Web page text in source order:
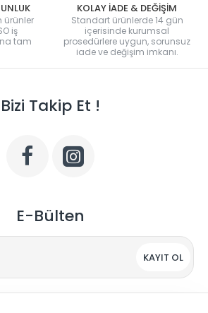
ürünler
iş
tam
KOLAY İADE & DEĞİŞİM
Standart ürünlerde 14 gün
içerisinde kurumsal
prosedürlere uygun, sorunsuz
iade ve değişim imkanı.
Bizi Takip Et !
E-Bülten
KAYIT OL